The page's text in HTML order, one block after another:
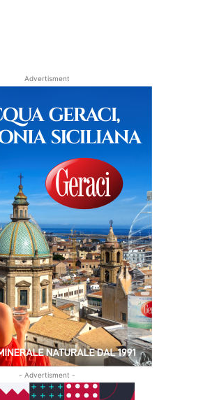
Advertisment
- Advertisment -